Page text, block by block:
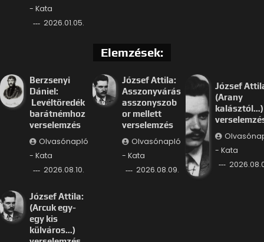
- Kata
2026.01.05.
Elemzések:
Berzsenyi
Dániel:
Levéltöredék
barátnémhoz
verselemzés
Olvasónapló
- Kata
2026.08.10.
József Attila:
Asszonyvárás
asszonyszob
or mellett
verselemzés
Olvasónapló
- Kata
2026.08.09.
József
(Arany
kalásztól…)
- Kata
József Attila:
(Arcuk egy-
egy kis
külváros…)